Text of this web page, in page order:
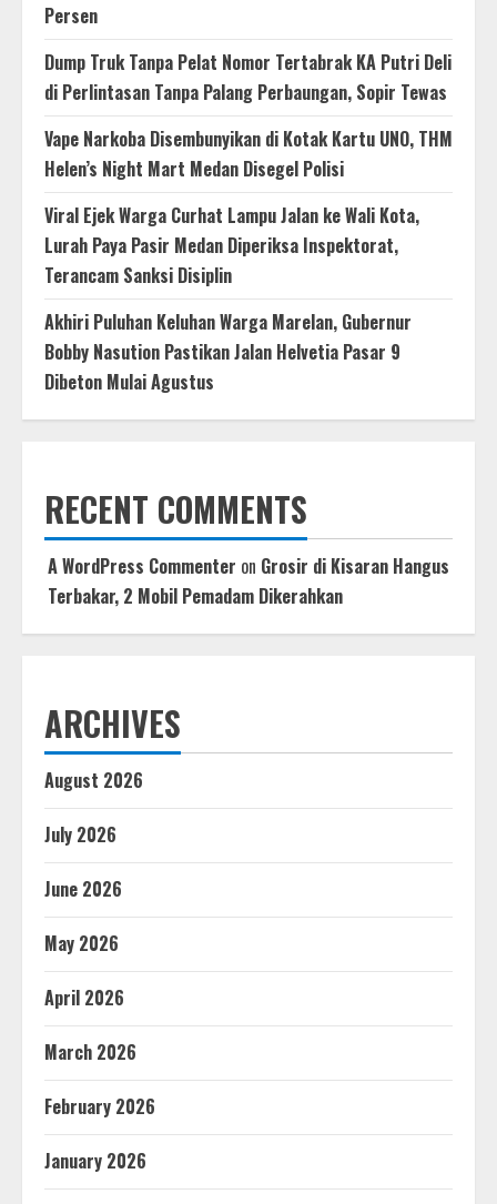
Persen
Dump Truk Tanpa Pelat Nomor Tertabrak KA Putri Deli
di Perlintasan Tanpa Palang Perbaungan, Sopir Tewas
Vape Narkoba Disembunyikan di Kotak Kartu UNO, THM
Helen’s Night Mart Medan Disegel Polisi
Viral Ejek Warga Curhat Lampu Jalan ke Wali Kota,
Lurah Paya Pasir Medan Diperiksa Inspektorat,
Terancam Sanksi Disiplin
Akhiri Puluhan Keluhan Warga Marelan, Gubernur
Bobby Nasution Pastikan Jalan Helvetia Pasar 9
Dibeton Mulai Agustus
RECENT COMMENTS
A WordPress Commenter on Grosir di Kisaran Hangus
Terbakar, 2 Mobil Pemadam Dikerahkan
ARCHIVES
August 2026
July 2026
June 2026
May 2026
April 2026
March 2026
February 2026
January 2026